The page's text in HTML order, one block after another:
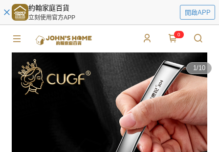
約翰家庭百貨
立刻使用官方APP
開啟APP
0
1/10